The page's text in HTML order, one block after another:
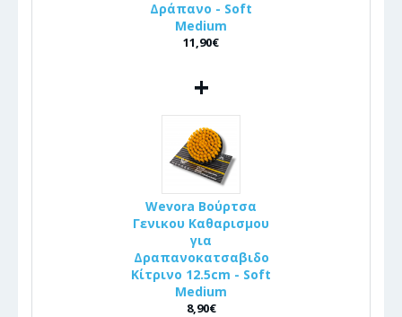
Δράπανο - Soft
Medium
11,90€
+
Wevora Βούρτσα
Γενικου Καθαρισμου
για
Δραπανοκατσαβιδο
Κίτρινο 12.5cm - Soft
Medium
8,90€